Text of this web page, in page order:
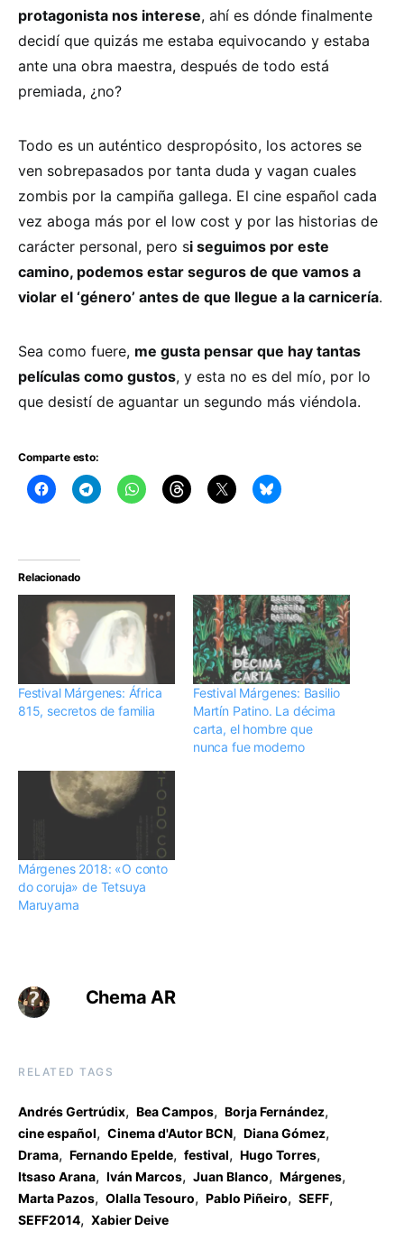
protagonista nos interese, ahí es dónde finalmente
decidí que quizás me estaba equivocando y estaba
ante una obra maestra, después de todo está
premiada, ¿no?
Todo es un auténtico despropósito, los actores se
ven sobrepasados por tanta duda y vagan cuales
zombis por la campiña gallega. El cine español cada
vez aboga más por el low cost y por las historias de
carácter personal, pero si seguimos por este
camino, podemos estar seguros de que vamos a
violar el ‘género’ antes de que llegue a la carnicería.
Sea como fuere, me gusta pensar que hay tantas
películas como gustos, y esta no es del mío, por lo
que desistí de aguantar un segundo más viéndola.
Comparte esto:
Relacionado
Festival Márgenes: África
815, secretos de familia
Festival Márgenes: Basilio
Martín Patino. La décima
carta, el hombre que
nunca fue moderno
Márgenes 2018: «O conto
do coruja» de Tetsuya
Maruyama
Chema AR
RELATED TAGS
Andrés Gertrúdix, Bea Campos, Borja Fernández,
cine español, Cinema d'Autor BCN, Diana Gómez,
Drama, Fernando Epelde, festival, Hugo Torres,
Itsaso Arana, Iván Marcos, Juan Blanco, Márgenes,
Marta Pazos, Olalla Tesouro, Pablo Piñeiro, SEFF,
SEFF2014, Xabier Deive